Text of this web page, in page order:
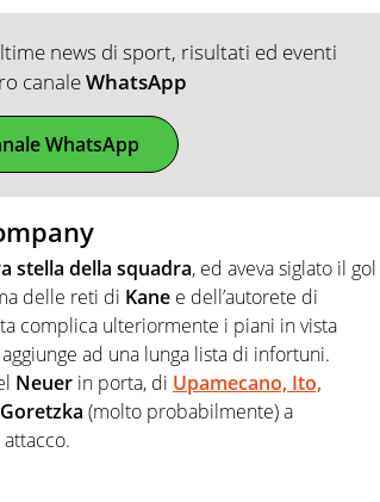
news di sport, risultati ed eventi
canaleWhatsApp
WhatsApp
stella della squadra, ed aveva siglato il gol
delle reti di Kane e dell’autorete di
complica ulteriormente i piani in vista
ad una lunga lista di infortuni.
Neuer in porta, di Upamecano, Ito,
Goretzka (molto probabilmente) a